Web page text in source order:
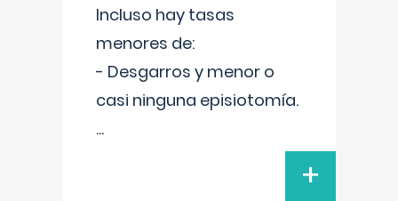
Incluso hay tasas
menores de:
- Desgarros y menor o
casi ninguna episiotomía.
...
+